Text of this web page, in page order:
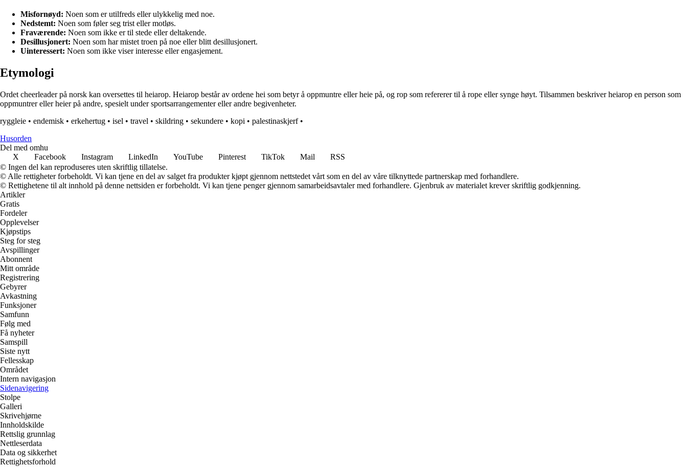
Misfornøyd: Noen som er utilfreds eller ulykkelig med noe.
Nedstemt: Noen som føler seg trist eller motløs.
Fraværende: Noen som ikke er til stede eller deltakende.
Desillusjonert: Noen som har mistet troen på noe eller blitt desillusjonert.
Uinteressert: Noen som ikke viser interesse eller engasjement.
Etymologi
Ordet cheerleader på norsk kan oversettes til heiarop. Heiarop består av ordene hei som betyr å oppmuntre eller heie på, og rop som refererer til å rope eller synge høyt. Tilsammen beskriver heiarop en person som
oppmuntrer eller heier på andre, spesielt under sportsarrangementer eller andre begivenheter.
ryggleie • endemisk • erkehertug • isel • travel • skildring • sekundere • kopi • palestinaskjerf•
Husorden
Del med omhu
X
Facebook Instagram LinkedIn YouTube Pinterest TikTok Mail
RSS
© Ingen del kan reproduseres uten skriftlig tillatelse.
© Alle rettigheter forbeholdt. Vi kan tjene en del av salget fra produkter kjøpt gjennom nettstedet vårt som en del av våre tilknyttede partnerskap med forhandlere.
© Rettighetene til alt innhold på denne nettsiden er forbeholdt. Vi kan tjene penger gjennom samarbeidsavtaler med forhandlere. Gjenbruk av materialet krever skriftlig godkjenning.
Artikler
Gratis
Fordeler
Opplevelser
Kjøpstips
Steg for steg
Avspillinger
Abonnent
Mitt område
Registrering
Gebyrer
Avkastning
Funksjoner
Samfunn
Følg med
Få nyheter
Samspill
Siste nytt
Fellesskap
Området
Intern navigasjon
Sidenavigering
Stolpe
Galleri
Skrivehjørne
Innholdskilde
Rettslig grunnlag
Nettleserdata
Data og sikkerhet
Rettighetsforhold